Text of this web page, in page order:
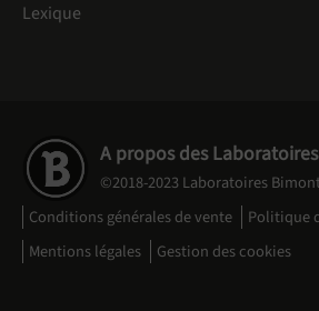
Lexique
A propos des
©2018-2023 Laboratoires
Conditions générales de vente
Politique
Mentions légales
Gestion des cookies